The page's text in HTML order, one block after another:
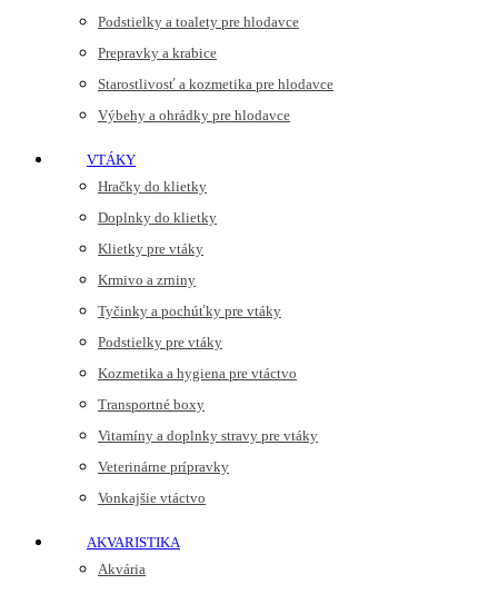
Podstielky a toalety pre hlodavce
Prepravky a krabice
Starostlivosť a kozmetika pre hlodavce
Výbehy a ohrádky pre hlodavce
VTÁKY
Hračky do klietky
Doplnky do klietky
Klietky pre vtáky
Krmivo a zrniny
Tyčinky a pochúťky pre vtáky
Podstielky pre vtáky
Kozmetika a hygiena pre vtáctvo
Transportné boxy
Vitamíny a doplnky stravy pre vtáky
Veterinárne prípravky
Vonkajšie vtáctvo
AKVARISTIKA
Akvária